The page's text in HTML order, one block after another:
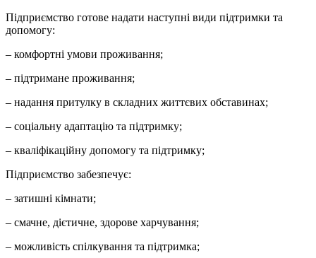
Підприємство готове надати наступні види підтримки та
допомогу:
– комфортні умови проживання;
– підтримане проживання;
– надання притулку в складних життєвих обставинах;
– соціальну адаптацію та підтримку;
– кваліфікаційну допомогу та підтримку;
Підприємство забезпечує:
– затишні кімнати;
– смачне, дієтичне, здорове харчування;
– можливість спілкування та підтримка;